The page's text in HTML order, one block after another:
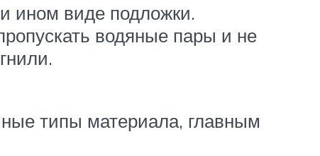
ином виде подложки.
водяные пары и не
типы материала, главным